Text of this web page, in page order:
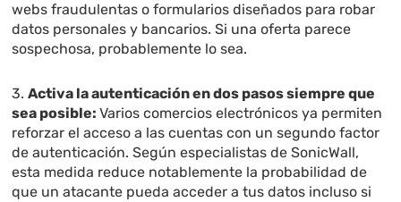
webs fraudulentas o formularios diseñados para robar
datos personales y bancarios. Si una oferta parece
sospechosa, probablemente lo sea.
3.Activa la autenticación en dos pasos siempre que
sea posible:Varios comercios electrónicos ya permiten
reforzar el acceso a las cuentas con un segundo factor
de autenticación. Según especialistas de SonicWall,
esta medida reduce notablemente la probabilidad de
que un atacante pueda acceder a tus datos incluso si